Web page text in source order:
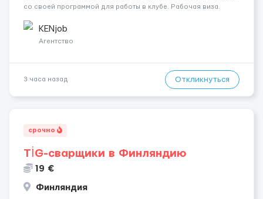
со своей программой для работы в клубе. Рабочая виза.
одного до трех месяцев. Мед. страховка. Высокая зарплат...
KENjob
Агентство
3 часа назад Откликнуться
срочно
TİG-сварщики в Финляндию
19 €
Финляндия